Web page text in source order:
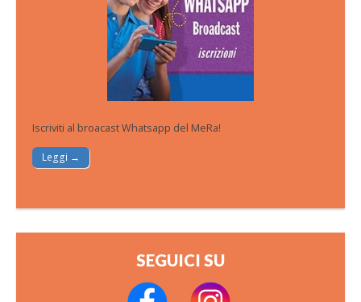
Iscriviti al broacast Whatsapp del MeRa!
Leggi →
SEGUICI SU